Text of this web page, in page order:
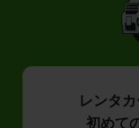
レンタ
初めて